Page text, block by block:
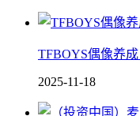
TFBOYS偶像养
2025-11-18